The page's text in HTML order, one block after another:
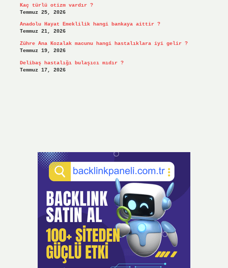
Kaç türlü otizm vardır ?
Temmuz 25, 2026
Anadolu Hayat Emeklilik hangi bankaya aittir ?
Temmuz 21, 2026
Zühre Ana Kozalak macunu hangi hastalıklara iyi gelir ?
Temmuz 19, 2026
Delibaş hastalığı bulaşıcı mıdır ?
Temmuz 17, 2026